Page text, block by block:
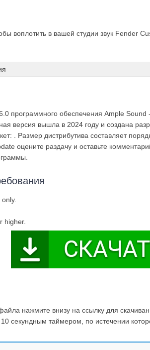
воплотить в вашей студии звук Fender
программного обеспечения Ample
версия вышла в 2024 году и создана
. Размер дистрибутива составляет
оцените раздачу и оставьте
higher.
нажмите внизу на ссылку для
секундным таймером, по истечении